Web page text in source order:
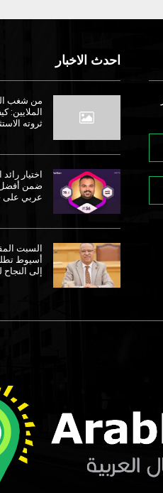
احدث الاخبار
من شغب
الملايين:
ثروته
اختيار
عربي على
السبت
أسيوط
إلى